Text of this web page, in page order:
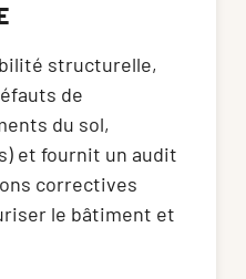
structurelle,
de
du sol,
et fournit un audit
correctives
le bâtiment et